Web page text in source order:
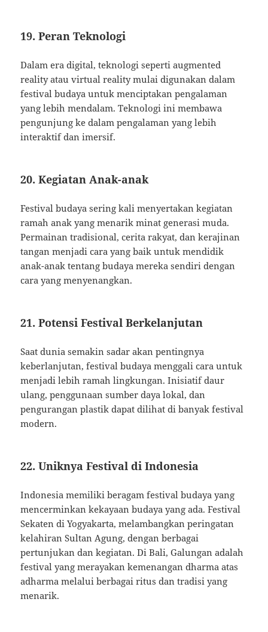
19. Peran Teknologi
Dalam era digital, teknologi seperti augmented
reality atau virtual reality mulai digunakan dalam
festival budaya untuk menciptakan pengalaman
yang lebih mendalam. Teknologi ini membawa
pengunjung ke dalam pengalaman yang lebih
interaktif dan imersif.
20. Kegiatan Anak-anak
Festival budaya sering kali menyertakan kegiatan
ramah anak yang menarik minat generasi muda.
Permainan tradisional, cerita rakyat, dan kerajinan
tangan menjadi cara yang baik untuk mendidik
anak-anak tentang budaya mereka sendiri dengan
cara yang menyenangkan.
21. Potensi Festival Berkelanjutan
Saat dunia semakin sadar akan pentingnya
keberlanjutan, festival budaya menggali cara untuk
menjadi lebih ramah lingkungan. Inisiatif daur
ulang, penggunaan sumber daya lokal, dan
pengurangan plastik dapat dilihat di banyak festival
modern.
22. Uniknya Festival di Indonesia
Indonesia memiliki beragam festival budaya yang
mencerminkan kekayaan budaya yang ada. Festival
Sekaten di Yogyakarta, melambangkan peringatan
kelahiran Sultan Agung, dengan berbagai
pertunjukan dan kegiatan. Di Bali, Galungan adalah
festival yang merayakan kemenangan dharma atas
adharma melalui berbagai ritus dan tradisi yang
menarik.